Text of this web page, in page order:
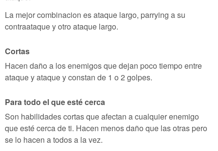
La mejor combinacion es ataque largo, parrying a su
contraataque y otro ataque largo.
Cortas
Hacen daño a los enemigos que dejan poco tiempo entre
ataque y ataque y constan de 1 o 2 golpes.
Para todo el que esté cerca
Son habilidades cortas que afectan a cualquier enemigo
que esté cerca de ti. Hacen menos daño que las otras pero
se lo hacen a todos a la vez.